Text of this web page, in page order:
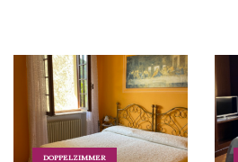
DOPPELZIMMER